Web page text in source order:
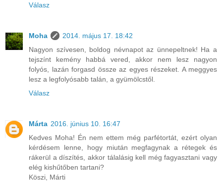
Válasz
Moha
2014. május 17. 18:42
Nagyon szívesen, boldog névnapot az ünnepeltnek! Ha a
tejszínt kemény habbá vered, akkor nem lesz nagyon
folyós, lazán forgasd össze az egyes részeket. A meggyes
lesz a legfolyósabb talán, a gyümölcstől.
Válasz
Márta 2016. június 10. 16:47
Kedves Moha! Én nem ettem még parfétortát, ezért olyan
kérdésem lenne, hogy miután megfagynak a rétegek és
rákerül a díszítés, akkor tálalásig kell még fagyasztani vagy
elég kishűtőben tartani?
Köszi, Márti